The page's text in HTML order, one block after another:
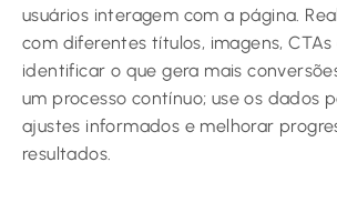
usuários interagem com a página.
com diferentes títulos, imagens,
identificar o que gera mais
um processo contínuo; use os dados
ajustes informados e melhorar
resultados.